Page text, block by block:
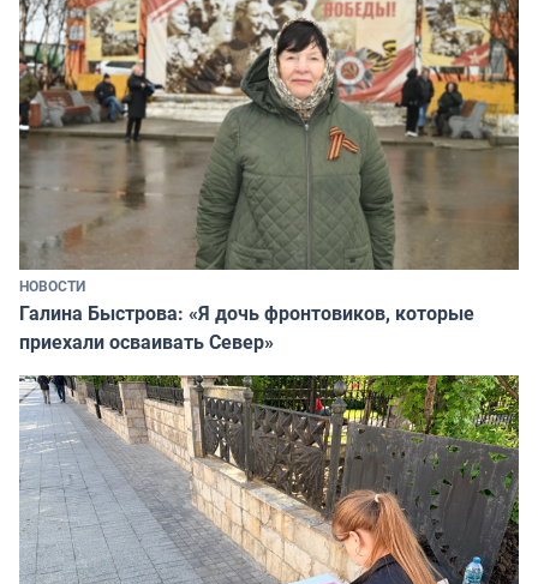
НОВОСТИ
Галина Быстрова: «Я дочь фронтовиков, которые
приехали осваивать Север»